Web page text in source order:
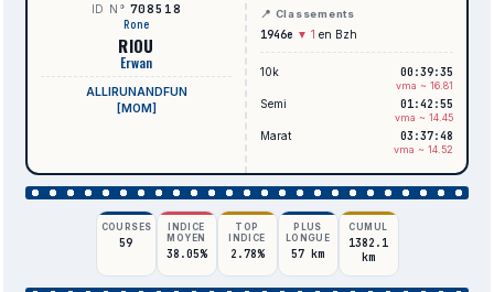
ID N° 708518
Rone
RIOU
Erwan
ALLIRUNANDFUN
[M0M]
📍 Classements
1946e ▼ 1 en Bzh
10k 00:39:35
vma ~ 16.81
Semi 01:42:55
vma ~ 14.45
Marat 03:37:48
vma ~ 14.52
COURSES
59
INDICE
MOYEN
38.05%
TOP
INDICE
2.78%
PLUS
LONGUE
57 km
CUMUL
1382.1
km